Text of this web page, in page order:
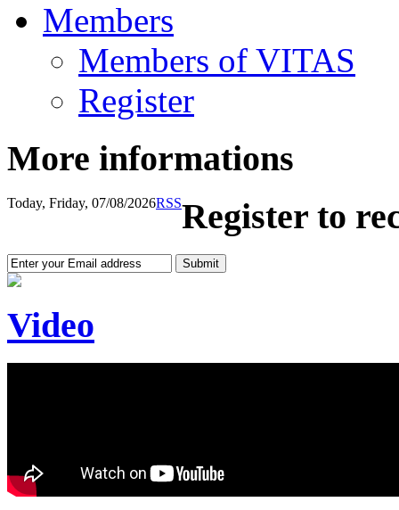
Members
Members of VITAS
Register
More informations
Today, Friday, 07/08/2026RSSRegister to
Video